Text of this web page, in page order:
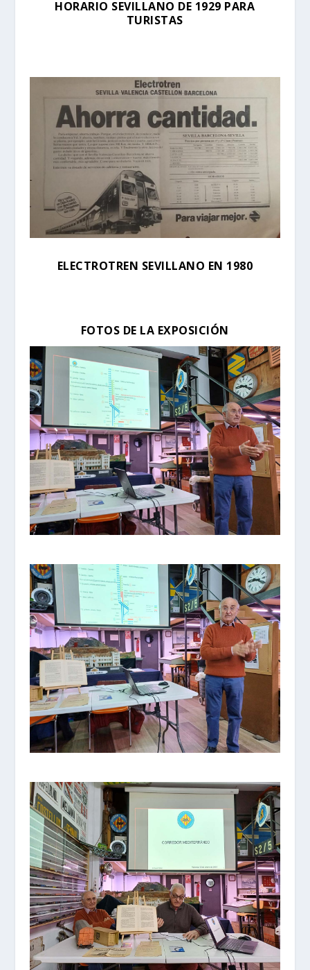
HORARIO SEVILLANO DE 1929 PARA
TURISTAS
ELECTROTREN SEVILLANO EN 1980
FOTOS DE LA EXPOSICIÓN